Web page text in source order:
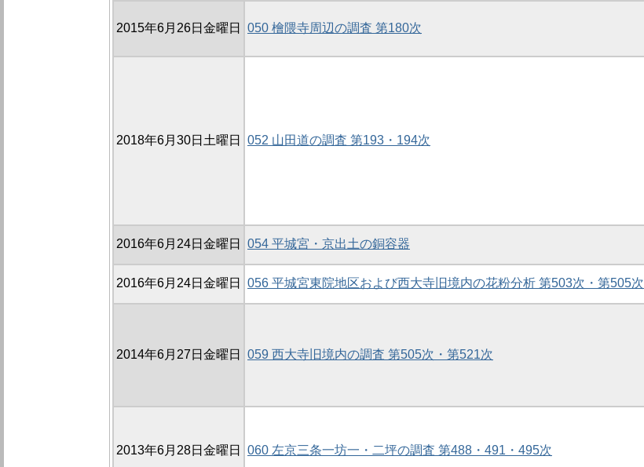
2015年6月26日金曜日 050 檜隈寺周辺の調査 第180次
2018年6月30日土曜日 052 山田道の調査 第193・194次
2016年6月24日金曜日 054 平城宮・京出土の銅容器
2016年6月24日金曜日 056 平城宮東院地区および西大寺旧境内の花粉分析 第503次・第505次
2014年6月27日金曜日 059 西大寺旧境内の調査 第505次・第521次
2013年6月28日金曜日 060 左京三条一坊一・二坪の調査 第488・491・495次